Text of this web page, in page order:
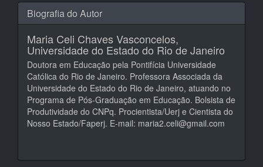
Biografia do Autor
Maria Celi Chaves Vasconcelos,
Universidade do Estado do Rio de Janeiro
Doutora em Educação pela Pontifícia Universidade
Católica do Rio de Janeiro. Professora Associada da
Universidade do Estado do Rio de Janeiro, atuando no
Programa de Pós-Graduação em Educação. Bolsista de
Produtividade do CNPq. Procientista/Uerj e Cientista do
Nosso Estado/Faperj. E-mail: maria2.celi@gmail.com